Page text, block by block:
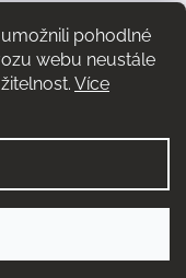
pohodlné
webu neustále
Více